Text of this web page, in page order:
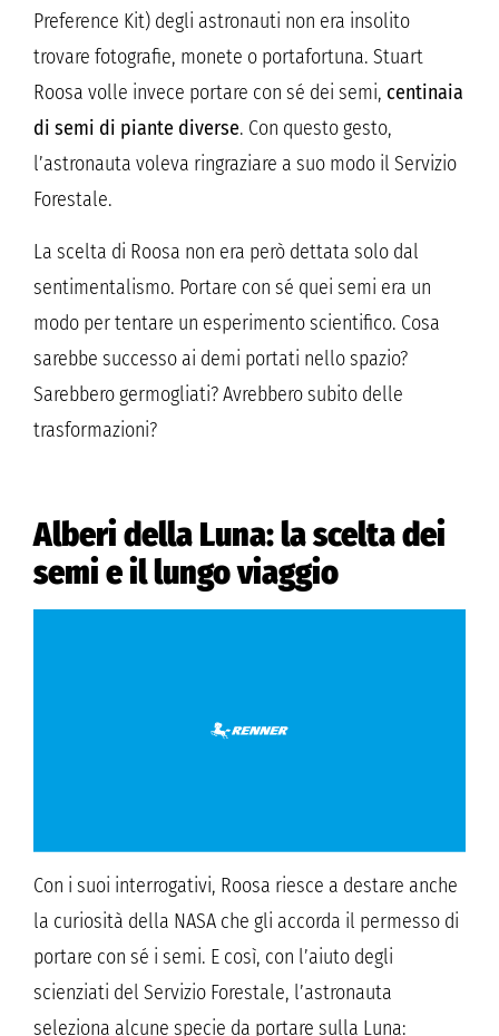
Preference Kit) degli astronauti non era insolito
trovare fotografie, monete o portafortuna. Stuart
Roosa volle invece portare con sé dei semi, centinaia
di semi di piante diverse. Con questo gesto,
l’astronauta voleva ringraziare a suo modo il Servizio
Forestale.
La scelta di Roosa non era però dettata solo dal
sentimentalismo. Portare con sé quei semi era un
modo per tentare un esperimento scientifico. Cosa
sarebbe successo ai demi portati nello spazio?
Sarebbero germogliati? Avrebbero subito delle
trasformazioni?
Alberi della Luna: la scelta dei
semi e il lungo viaggio
Con i suoi interrogativi, Roosa riesce a destare anche
la curiosità della NASA che gli accorda il permesso di
portare con sé i semi. E così, con l’aiuto degli
scienziati del Servizio Forestale, l’astronauta
seleziona alcune specie da portare sulla Luna: